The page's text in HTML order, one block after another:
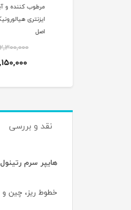
مرطوب کننده و
ایزنتری
اصل
2,300,000
2,150,000
نقد و بررسی
هایپر سرم رتینول
خطوط ریز، چین و